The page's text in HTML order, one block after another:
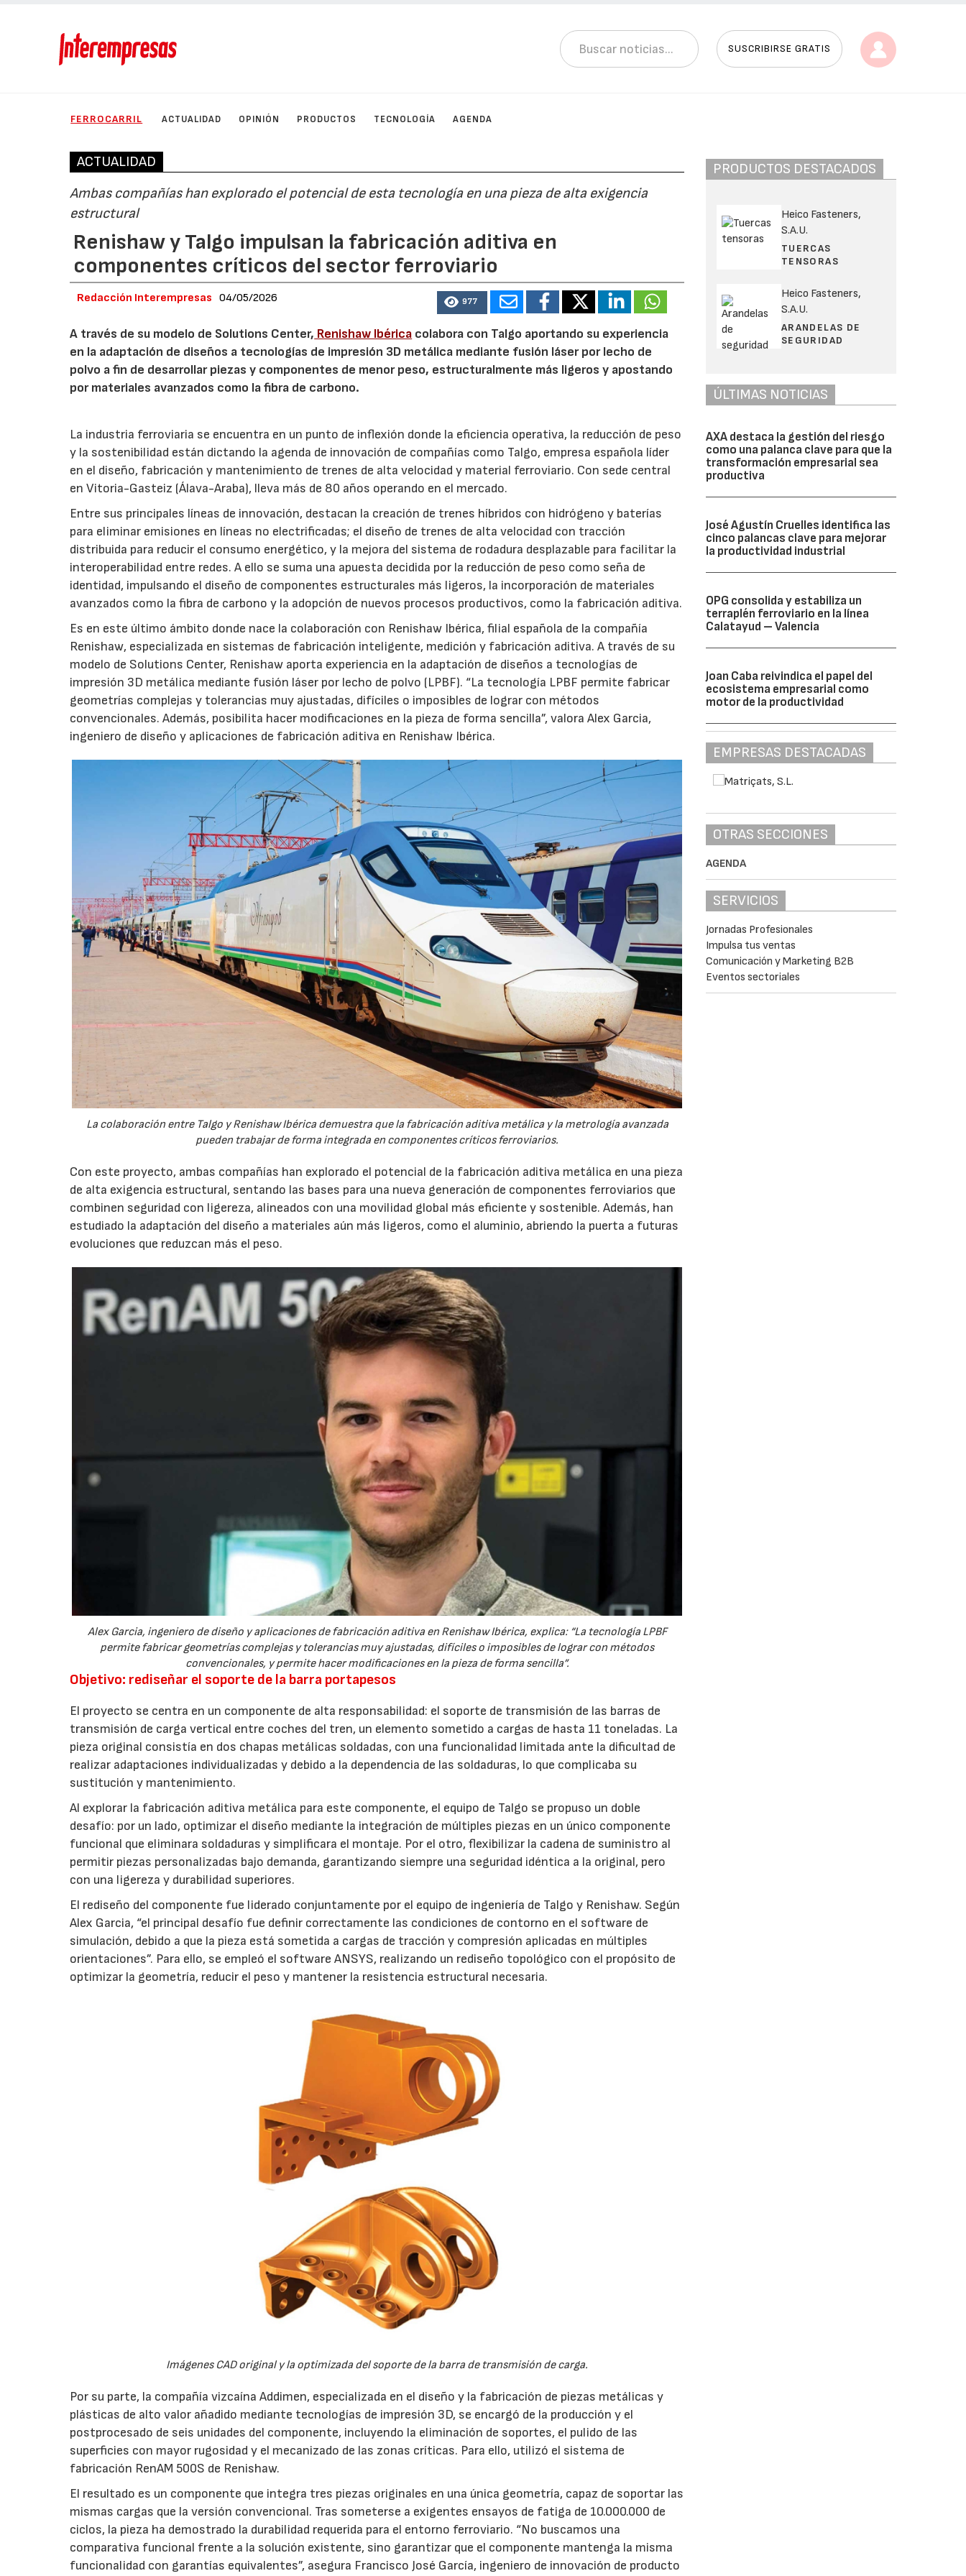
SUSCRIBIRSE GRATIS
FERROCARRIL ACTUALIDAD OPINIÓN PRODUCTOS TECNOLOGÍA AGENDA
ACTUALIDAD
Ambas compañías han explorado el potencial de esta tecnología en una pieza de alta exigencia
estructural
Renishaw y Talgo impulsan la fabricación aditiva en
componentes críticos del sector ferroviario
Redacción Interempresas 04/05/2026 977
A través de su modelo de Solutions Center, Renishaw Ibérica colabora con Talgo aportando su experiencia
en la adaptación de diseños a tecnologías de impresión 3D metálica mediante fusión láser por lecho de
polvo a fin de desarrollar piezas y componentes de menor peso, estructuralmente más ligeros y apostando
por materiales avanzados como la fibra de carbono.
La industria ferroviaria se encuentra en un punto de inflexión donde la eficiencia operativa, la reducción de peso
y la sostenibilidad están dictando la agenda de innovación de compañías como Talgo, empresa española líder
en el diseño, fabricación y mantenimiento de trenes de alta velocidad y material ferroviario. Con sede central
en Vitoria-Gasteiz (Álava-Araba), lleva más de 80 años operando en el mercado.
Entre sus principales líneas de innovación, destacan la creación de trenes híbridos con hidrógeno y baterías
para eliminar emisiones en líneas no electrificadas; el diseño de trenes de alta velocidad con tracción
distribuida para reducir el consumo energético, y la mejora del sistema de rodadura desplazable para facilitar la
interoperabilidad entre redes. A ello se suma una apuesta decidida por la reducción de peso como seña de
identidad, impulsando el diseño de componentes estructurales más ligeros, la incorporación de materiales
avanzados como la fibra de carbono y la adopción de nuevos procesos productivos, como la fabricación aditiva.
Es en este último ámbito donde nace la colaboración con Renishaw Ibérica, filial española de la compañía
Renishaw, especializada en sistemas de fabricación inteligente, medición y fabricación aditiva. A través de su
modelo de Solutions Center, Renishaw aporta experiencia en la adaptación de diseños a tecnologías de
impresión 3D metálica mediante fusión láser por lecho de polvo (LPBF). “La tecnología LPBF permite fabricar
geometrías complejas y tolerancias muy ajustadas, difíciles o imposibles de lograr con métodos
convencionales. Además, posibilita hacer modificaciones en la pieza de forma sencilla”, valora Alex Garcia,
ingeniero de diseño y aplicaciones de fabricación aditiva en Renishaw Ibérica.
La colaboración entre Talgo y Renishaw Ibérica demuestra que la fabricación aditiva metálica y la metrología avanzada
pueden trabajar de forma integrada en componentes críticos ferroviarios.
Con este proyecto, ambas compañías han explorado el potencial de la fabricación aditiva metálica en una pieza
de alta exigencia estructural, sentando las bases para una nueva generación de componentes ferroviarios que
combinen seguridad con ligereza, alineados con una movilidad global más eficiente y sostenible. Además, han
estudiado la adaptación del diseño a materiales aún más ligeros, como el aluminio, abriendo la puerta a futuras
evoluciones que reduzcan más el peso.
Alex Garcia, ingeniero de diseño y aplicaciones de fabricación aditiva en Renishaw Ibérica, explica: “La tecnología LPBF
permite fabricar geometrías complejas y tolerancias muy ajustadas, difíciles o imposibles de lograr con métodos
convencionales, y permite hacer modificaciones en la pieza de forma sencilla”.
Objetivo: rediseñar el soporte de la barra portapesos
El proyecto se centra en un componente de alta responsabilidad: el soporte de transmisión de las barras de
transmisión de carga vertical entre coches del tren, un elemento sometido a cargas de hasta 11 toneladas. La
pieza original consistía en dos chapas metálicas soldadas, con una funcionalidad limitada ante la dificultad de
realizar adaptaciones individualizadas y debido a la dependencia de las soldaduras, lo que complicaba su
sustitución y mantenimiento.
Al explorar la fabricación aditiva metálica para este componente, el equipo de Talgo se propuso un doble
desafío: por un lado, optimizar el diseño mediante la integración de múltiples piezas en un único componente
funcional que eliminara soldaduras y simplificara el montaje. Por el otro, flexibilizar la cadena de suministro al
permitir piezas personalizadas bajo demanda, garantizando siempre una seguridad idéntica a la original, pero
con una ligereza y durabilidad superiores.
El rediseño del componente fue liderado conjuntamente por el equipo de ingeniería de Talgo y Renishaw. Según
Alex Garcia, “el principal desafío fue definir correctamente las condiciones de contorno en el software de
simulación, debido a que la pieza está sometida a cargas de tracción y compresión aplicadas en múltiples
orientaciones”. Para ello, se empleó el software ANSYS, realizando un rediseño topológico con el propósito de
optimizar la geometría, reducir el peso y mantener la resistencia estructural necesaria.
Imágenes CAD original y la optimizada del soporte de la barra de transmisión de carga.
Por su parte, la compañía vizcaína Addimen, especializada en el diseño y la fabricación de piezas metálicas y
plásticas de alto valor añadido mediante tecnologías de impresión 3D, se encargó de la producción y el
postprocesado de seis unidades del componente, incluyendo la eliminación de soportes, el pulido de las
superficies con mayor rugosidad y el mecanizado de las zonas críticas. Para ello, utilizó el sistema de
fabricación RenAM 500S de Renishaw.
El resultado es un componente que integra tres piezas originales en una única geometría, capaz de soportar las
mismas cargas que la versión convencional. Tras someterse a exigentes ensayos de fatiga de 10.000.000 de
ciclos, la pieza ha demostrado la durabilidad requerida para el entorno ferroviario. “No buscamos una
comparativa funcional frente a la solución existente, sino garantizar que el componente mantenga la misma
funcionalidad con garantías equivalentes”, asegura Francisco José García, ingeniero de innovación de producto
PRODUCTOS DESTACADOS
Heico Fasteners,
S.A.U.
TUERCAS
TENSORAS
Heico Fasteners,
S.A.U.
ARANDELAS DE
SEGURIDAD
ÚLTIMAS NOTICIAS
AXA destaca la gestión del riesgo
como una palanca clave para que la
transformación empresarial sea
productiva
José Agustín Cruelles identifica las
cinco palancas clave para mejorar
la productividad industrial
OPG consolida y estabiliza un
terraplén ferroviario en la línea
Calatayud – Valencia
Joan Caba reivindica el papel del
ecosistema empresarial como
motor de la productividad
EMPRESAS DESTACADAS
OTRAS SECCIONES
AGENDA
SERVICIOS
Jornadas Profesionales
Impulsa tus ventas
Comunicación y Marketing B2B
Eventos sectoriales